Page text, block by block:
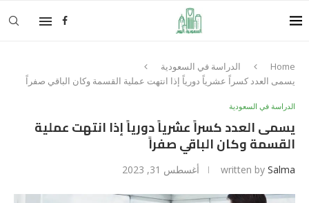
Home
الدراسة في السعودية
يسمى العدد كسراً عشرياً دورياً إذا انتهت عملية القسمة وكان الباقي صفراً
الدراسة في السعودية
يسمى العدد كسراً عشرياً دورياً إذا انتهت عملية
القسمة وكان الباقي صفراً
written by Salma أغسطس 31, 2023